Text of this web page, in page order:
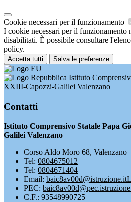
Cookie necessari per il funzionamento
I cookie necessari per il funzionamento
disabilitati. È possibile consultare
policy.
Accetta tutti Salva le preferenze
Istituto
XXIII-Capozzi-Galilei Valenzano
Contatti
Istituto Comprensivo Statale Papa
Galilei Valenzano
Corso Aldo Moro 68, Valenzano
Tel: 0804675012
Tel: 0804671404
Email: baic8av00d@istruzione.it
PEC:
C.F.: 93548990725